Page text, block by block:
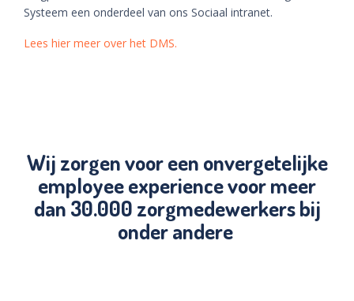
Systeem een onderdeel van ons Sociaal intranet.
Lees hier meer over het DMS.
Wij zorgen voor een onvergetelijke
employee experience voor meer
dan 30.000 zorgmedewerkers bij
onder andere